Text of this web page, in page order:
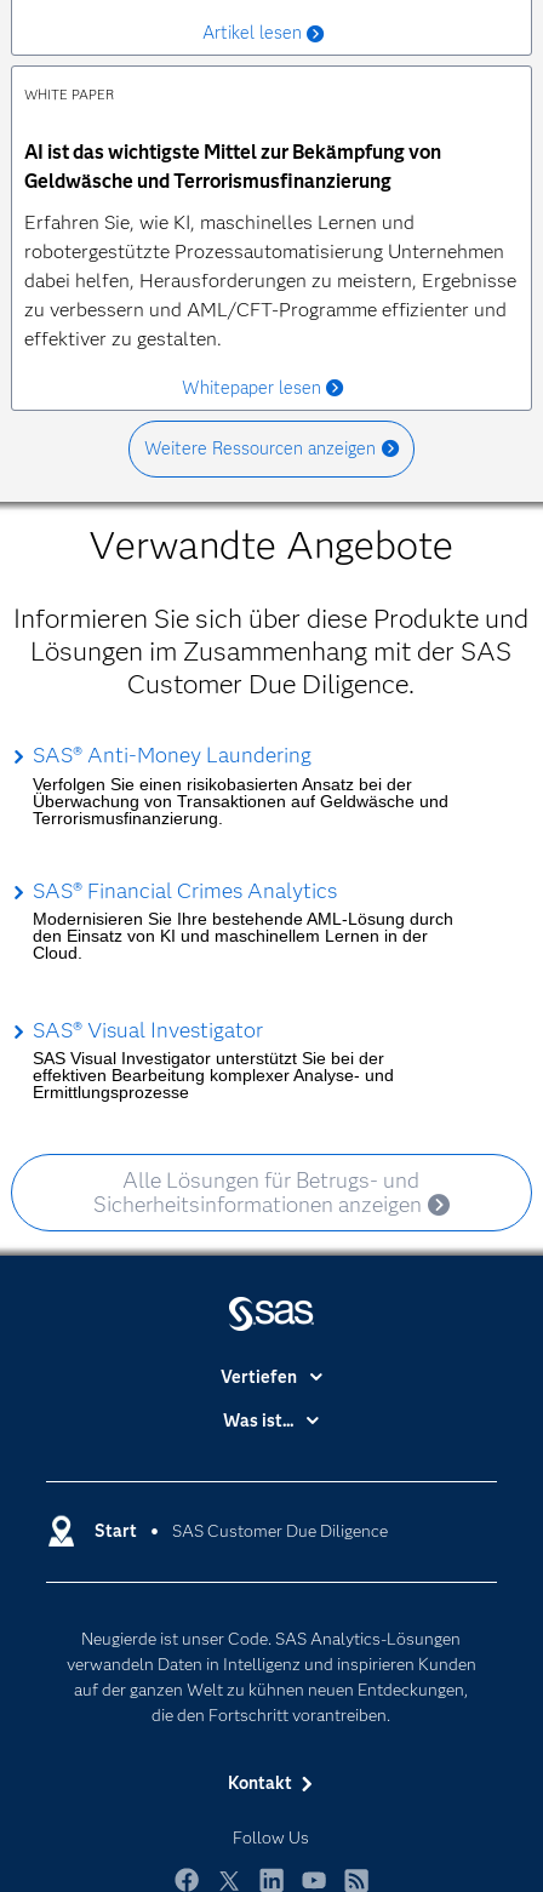
Artikel lesen
WHITE PAPER
AI ist das wichtigste Mittel zur Bekämpfung von
Geldwäsche und Terrorismusfinanzierung
Erfahren Sie, wie KI, maschinelles Lernen und
robotergestützte Prozessautomatisierung Unternehmen
dabei helfen, Herausforderungen zu meistern, Ergebnisse
zu verbessern und AML/CFT-Programme effizienter und
effektiver zu gestalten.
Whitepaper lesen
Weitere Ressourcen anzeigen
Verwandte Angebote
Informieren Sie sich über diese Produkte und
Lösungen im Zusammenhang mit der SAS
Customer Due Diligence.
SAS® Anti-Money Laundering
Verfolgen Sie einen risikobasierten Ansatz bei der
Überwachung von Transaktionen auf Geldwäsche und
Terrorismusfinanzierung.
SAS® Financial Crimes Analytics
Modernisieren Sie Ihre bestehende AML-Lösung durch
den Einsatz von KI und maschinellem Lernen in der
Cloud.
SAS® Visual Investigator
SAS Visual Investigator unterstützt Sie bei der
effektiven Bearbeitung komplexer Analyse- und
Ermittlungsprozesse
Alle Lösungen für Betrugs- und
Sicherheitsinformationen anzeigen
Start SAS Customer Due Diligence
Neugierde ist unser Code. SAS Analytics-Lösungen
verwandeln Daten in Intelligenz und inspirieren Kunden
auf der ganzen Welt zu kühnen neuen Entdeckungen,
die den Fortschritt vorantreiben.
Kontakt
Follow Us
Vertiefen
Branchen
Dokumentation
Entwickler
Karriere
Für Lehrkräfte
Nachrichten
Was ist...
Data Science
Künstliche Intelligenz